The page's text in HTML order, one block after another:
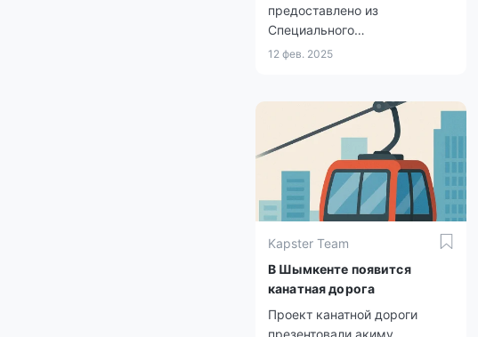
предоставлено из
Специального
государственного фонда.
12 фев. 2025
Kapster Team
В Шымкенте появится
канатная дорога
Проект канатной дороги
презентовали акиму